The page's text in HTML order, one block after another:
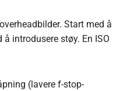
Start med å
introdusere støy. En ISO
(lavere f-stop-